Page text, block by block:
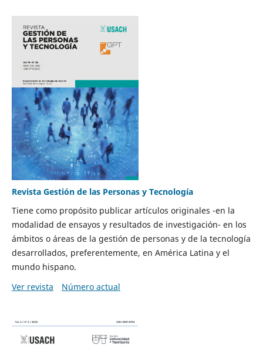
Revista Gestión de las Personas y Tecnología
Tiene como propósito publicar artículos originales -en la
modalidad de ensayos y resultados de investigación- en los
ámbitos o áreas de la gestión de personas y de la tecnología
desarrollados, preferentemente, en América Latina y el
mundo hispano.
Ver revista
Número actual